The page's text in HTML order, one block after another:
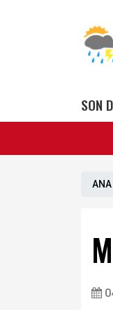
SON
ANA